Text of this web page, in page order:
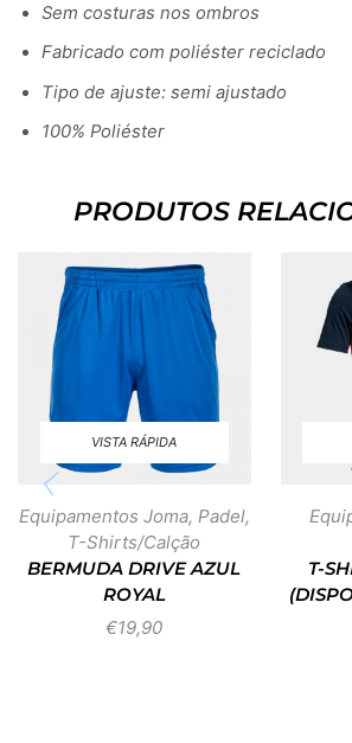
Sem costuras nos ombros
Fabricado com poliéster reciclado
Tipo de ajuste: semi ajustado
100% Poliéster
PRODUTOS
VISTA RÁPIDA
Equipamentos Joma, Padel,
T-Shirts/Calção
BERMUDA DRIVE AZUL
ROYAL
€19,90
T-